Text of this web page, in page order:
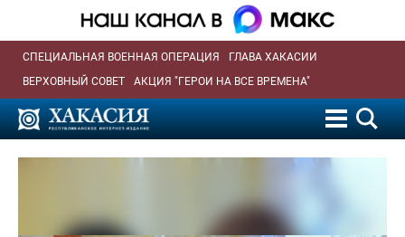
СПЕЦИАЛЬНАЯ ВОЕННАЯ ОПЕРАЦИЯ
ГЛАВА ХАКАСИИ
ВЕРХОВНЫЙ СОВЕТ
АКЦИЯ "ГЕРОИ НА ВСЕ ВРЕМЕНА"